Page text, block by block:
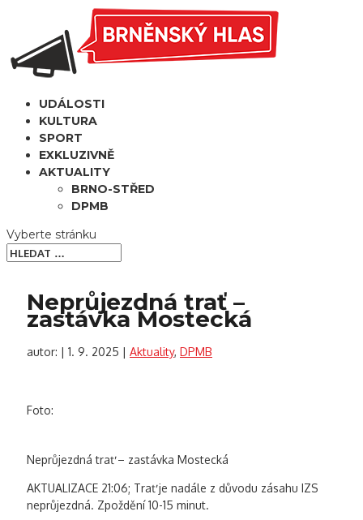
UDÁLOSTI
KULTURA
SPORT
EXKLUZIVNĚ
AKTUALITY
BRNO-STŘED
DPMB
Vyberte stránku
Neprůjezdná trať –
zastávka Mostecká
autor: | 1. 9. 2025 | Aktuality, DPMB
Foto:
Neprůjezdná trať – zastávka Mostecká
AKTUALIZACE 21:06; Trať je nadále z důvodu zásahu IZS
neprůjezdná. Zpoždění 10-15 minut.